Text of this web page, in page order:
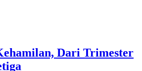
Dari Trimester